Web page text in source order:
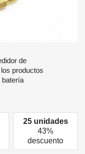
de
productos
batería
25 unidades
43%
descuento